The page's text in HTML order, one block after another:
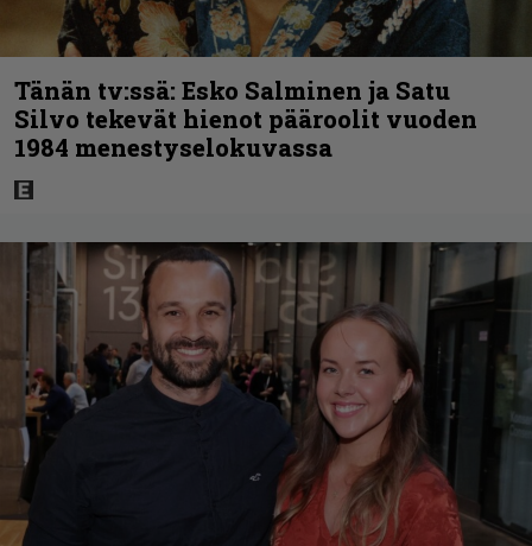
Tänän tv:ssä: Esko Salminen ja Satu
Silvo tekevät hienot pääroolit vuoden
1984 menestyselokuvassa